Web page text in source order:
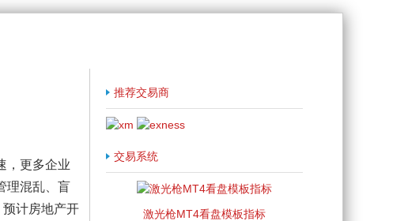
，更多企业
理混乱、盲
计房地产开
推荐交易商
交易系统
激光枪MT4看盘模板指标